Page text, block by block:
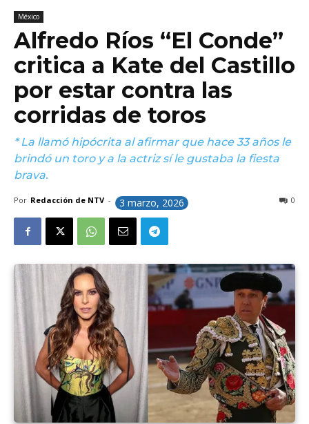
México
Alfredo Ríos “El Conde”
critica a Kate del Castillo
por estar contra las
corridas de toros
* La llamó hipócrita al afirmar que hace 33 años le
brindó un toro y a la actriz sí le gustaba la fiesta
brava.
Por Redacción de NTV - 3 marzo, 2026 0